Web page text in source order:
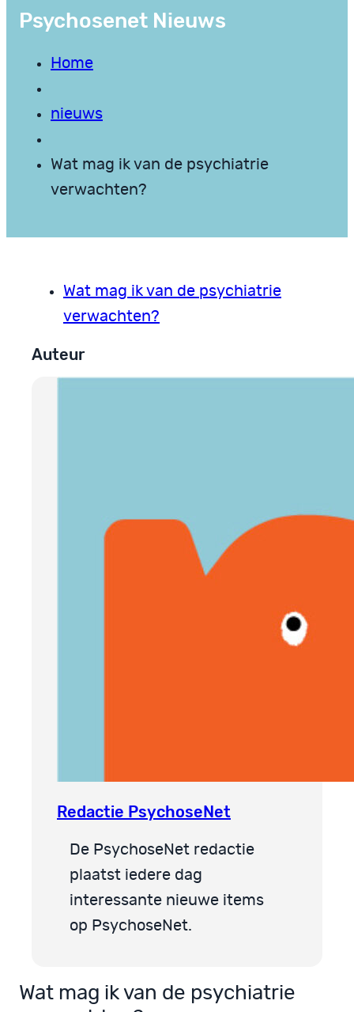
Psychosenet Nieuws
Home
nieuws
Wat mag ik van de psychiatrie
verwachten?
Wat mag ik van de psychiatrie
verwachten?
Auteur
Redactie PsychoseNet
De PsychoseNet redactie
plaatst iedere dag
interessante nieuwe items
op PsychoseNet.
Wat mag ik van de psychiatrie